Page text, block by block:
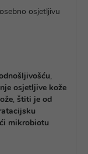
osjetljivu
,
osjetljive kože
, štiti je od
mikrobiotu